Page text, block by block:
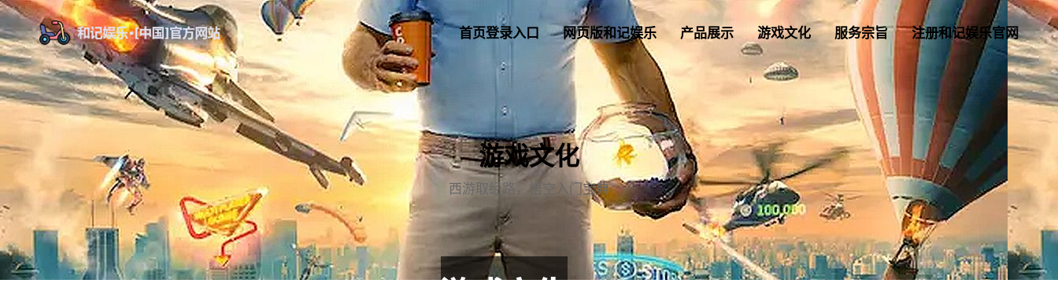
首页登录入口 网页版和记娱乐 产品展示 游戏文化 服务宗旨 注册和记娱乐官网
游戏文化
西游取经路，悟空入门宝典